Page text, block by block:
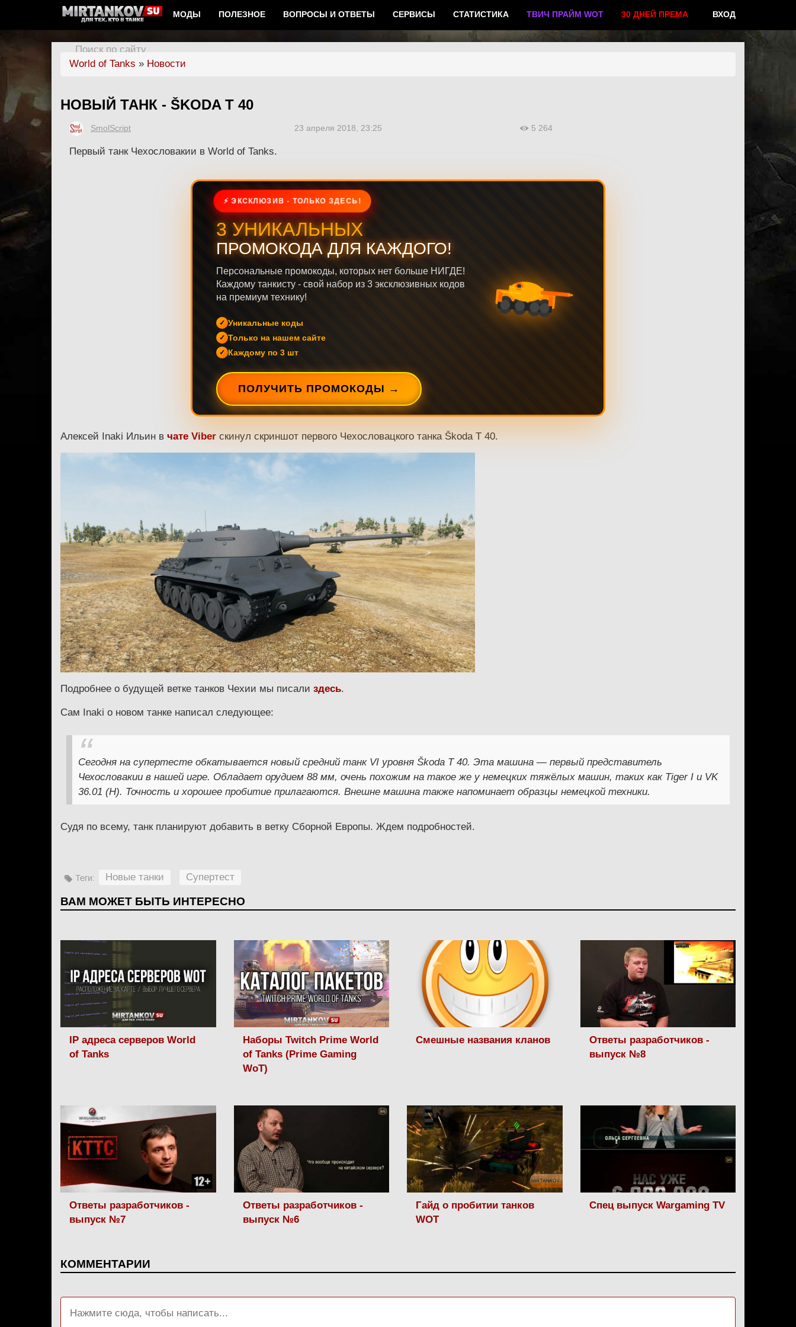
МОДЫ ПОЛЕЗНОЕ ВОПРОСЫ И ОТВЕТЫ СЕРВИСЫ СТАТИСТИКА ТВИЧ ПРАЙМ WOT 30 ДНЕЙ ПРЕМА ВХОД
Поиск по сайту
World of Tanks » Новости
НОВЫЙ ТАНК - ŠKODA T 40
SmolScript 23 апреля 2018, 23:25 5 264
Первый танк Чехословакии в World of Tanks.
⚡ ЭКСКЛЮЗИВ - ТОЛЬКО ЗДЕСЬ!
3 УНИКАЛЬНЫХ
ПРОМОКОДА ДЛЯ КАЖДОГО!
Персональные промокоды, которых нет больше НИГДЕ!
Каждому танкисту - свой набор из 3 эксклюзивных кодов
на премиум технику!
Уникальные коды
Только на нашем сайте
Каждому по 3 шт
ПОЛУЧИТЬ ПРОМОКОДЫ →
Алексей Inaki Ильин в чате Viber скинул скриншот первого Чехословацкого танка Škoda T 40.
Подробнее о будущей ветке танков Чехии мы писали здесь.
Сам Inaki о новом танке написал следующее:
Сегодня на супертесте обкатывается новый средний танк VI уровня Škoda T 40. Эта машина — первый представитель
Чехословакии в нашей игре. Обладает орудием 88 мм, очень похожим на такое же у немецких тяжёлых машин, таких как Tiger I и VK
36.01 (H). Точность и хорошее пробитие прилагаются. Внешне машина также напоминает образцы немецкой техники.
Судя по всему, танк планируют добавить в ветку Сборной Европы. Ждем подробностей.
Новые танки Супертест
ВАМ МОЖЕТ БЫТЬ ИНТЕРЕСНО
IP адреса серверов World
of Tanks
Наборы Twitch Prime World
of Tanks (Prime Gaming
WoT)
Смешные названия кланов
Ответы разработчиков -
выпуск №8
Ответы разработчиков -
выпуск №7
Ответы разработчиков -
выпуск №6
Гайд о пробитии танков
WOT
Спец выпуск Wargaming TV
КОММЕНТАРИИ